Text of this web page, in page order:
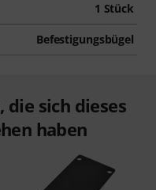
1 Stück
Befestigungsbügel
die sich dieses
haben